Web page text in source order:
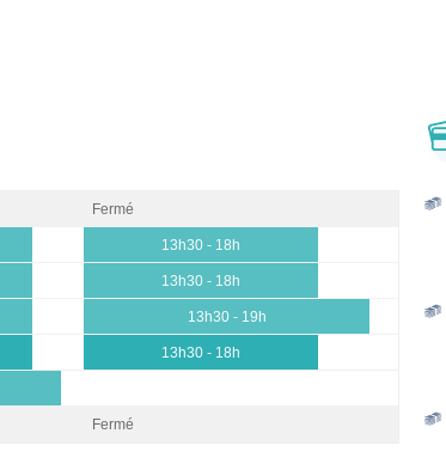
Fermé
13h30 - 18h
13h30 - 18h
13h30 - 19h
13h30 - 18h
Fermé